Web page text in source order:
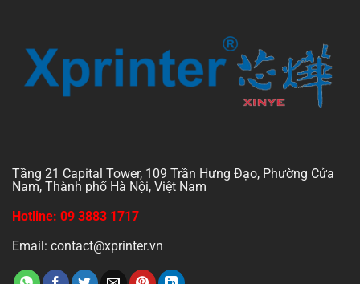
Tầng 21 Capital Tower, 109 Trần Hưng Đạo, Phường Cửa
Nam, Thành phố Hà Nội, Việt Nam
Hotline: 09 3883 1717
Email: contact@xprinter.vn